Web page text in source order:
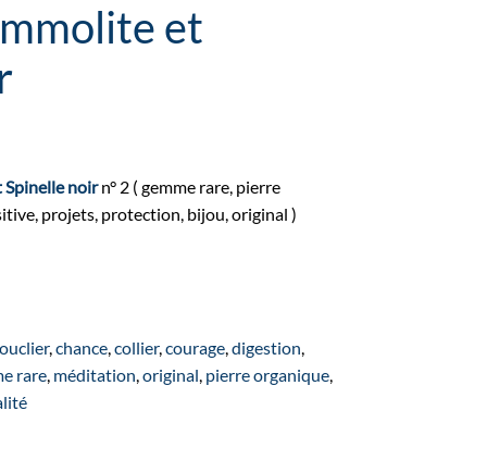
et
Spinelle noirn° 2 ( gemme rare, pierre
projets, protection, bijou, original )
,chance,collier,courage,digestion,
rare, méditation,original, pierre organique,